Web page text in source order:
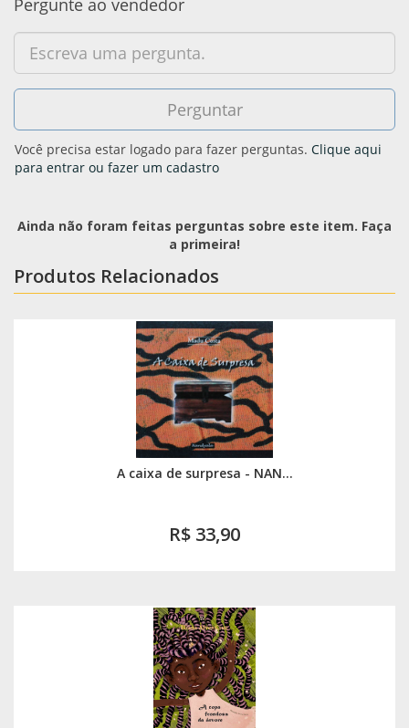
Pergunte ao vendedor
Você precisa estar logado para fazer perguntas. Clique aqui
para entrar ou fazer um cadastro
Ainda não foram feitas perguntas sobre este item. Faça
a primeira!
Produtos Relacionados
A caixa de surpresa - NAN...
R$ 33,90